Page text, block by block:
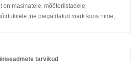
on masinatele, mõõteriistadele,
jne paigaldatud märk koos nime,
sildi, kui toode on turule lastud ja fikseeritud
tarvikud